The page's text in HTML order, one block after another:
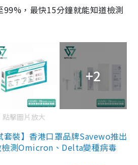
99%，最快15分鐘就能知道檢測
+2
點擊圖片放大
套裝】香港口罩品牌Savewo推出
測Omicron、Delta變種病毒